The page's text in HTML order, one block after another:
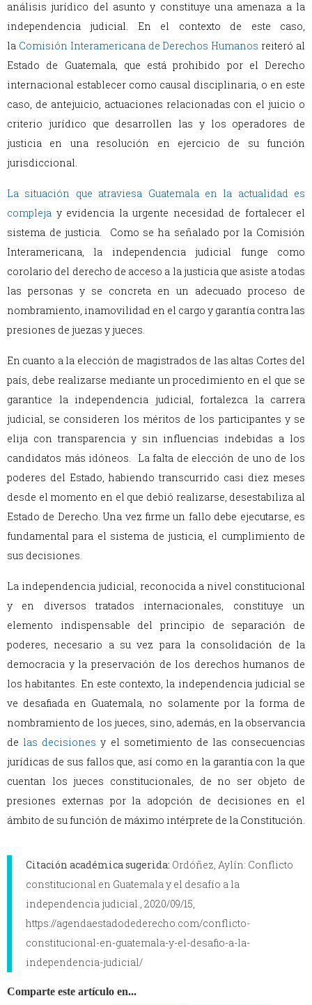
análisis jurídico del asunto y constituye una amenaza a la
independencia judicial. En el contexto de este caso,
la Comisión Interamericana de Derechos Humanos reiteró al
Estado de Guatemala, que está prohibido por el Derecho
internacional establecer como causal disciplinaria, o en este
caso, de antejuicio, actuaciones relacionadas con el juicio o
criterio jurídico que desarrollen las y los operadores de
justicia en una resolución en ejercicio de su función
jurisdiccional.
La situación que atraviesa Guatemala en la actualidad es
compleja y evidencia la urgente necesidad de fortalecer el
sistema de justicia. Como se ha señalado por la Comisión
Interamericana, la independencia judicial funge como
corolario del derecho de acceso a la justicia que asiste a todas
las personas y se concreta en un adecuado proceso de
nombramiento, inamovilidad en el cargo y garantía contra las
presiones de juezas y jueces.
En cuanto a la elección de magistrados de las altas Cortes del
país, debe realizarse mediante un procedimiento en el que se
garantice la independencia judicial, fortalezca la carrera
judicial, se consideren los méritos de los participantes y se
elija con transparencia y sin influencias indebidas a los
candidatos más idóneos. La falta de elección de uno de los
poderes del Estado, habiendo transcurrido casi diez meses
desde el momento en el que debió realizarse, desestabiliza al
Estado de Derecho. Una vez firme un fallo debe ejecutarse, es
fundamental para el sistema de justicia, el cumplimiento de
sus decisiones.
La independencia judicial, reconocida a nivel constitucional
y en diversos tratados internacionales, constituye un
elemento indispensable del principio de separación de
poderes, necesario a su vez para la consolidación de la
democracia y la preservación de los derechos humanos de
los habitantes. En este contexto, la independencia judicial se
ve desafiada en Guatemala, no solamente por la forma de
nombramiento de los jueces, sino, además, en la observancia
de las decisiones y el sometimiento de las consecuencias
jurídicas de sus fallos que, así como en la garantía con la que
cuentan los jueces constitucionales, de no ser objeto de
presiones externas por la adopción de decisiones en el
ámbito de su función de máximo intérprete de la Constitución.
Citación académica sugerida: Ordóñez, Aylín: Conflicto
constitucional en Guatemala y el desafío a la
independencia judicial., 2020/09/15,
https://agendaestadodederecho.com/conflicto-
constitucional-en-guatemala-y-el-desafio-a-la-
independencia-judicial/
Comparte este artículo en...